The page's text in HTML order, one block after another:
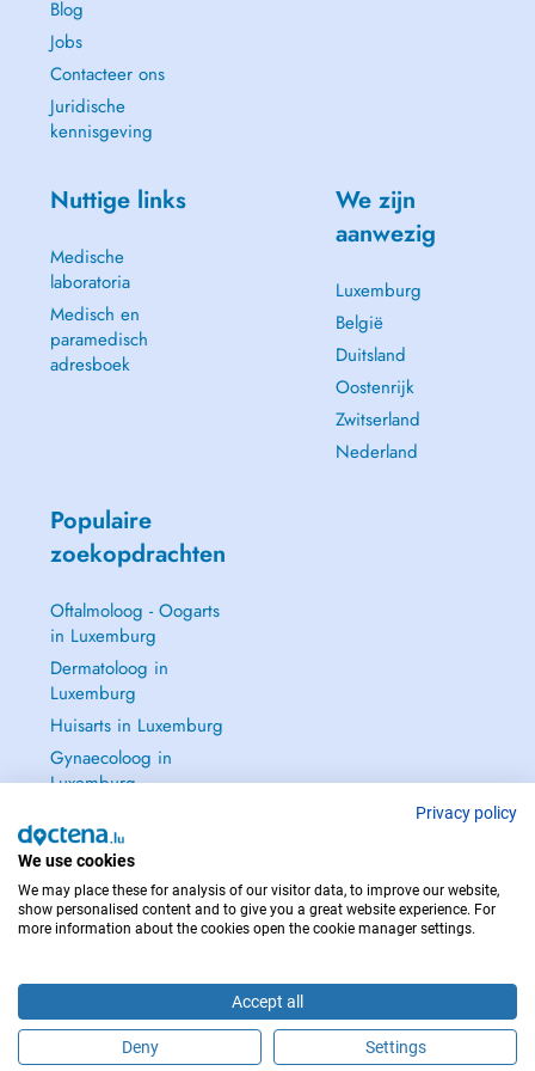
Treatments:
- Check-Up Appointment
- Emergency (Broken Tooth, Pain, Abcess)
- Dental Scaling (Cleaning)
- Dental Filling (Cavity)
- Bruxism Treatment
- Aesthetic Evaluation (Veneers or Crowns)
Maak online een afspraak
Blog
Jobs
Contacteer ons
Juridische
kennisgeving
Nuttige links
Medische
laboratoria
Medisch en
paramedisch
adresboek
We zijn
aanwezig
Luxemburg
België
Duitsland
Oostenrijk
Zwitserland
Nederland
Populaire
zoekopdrachten
Oftalmoloog - Oogarts
in Luxemburg
Dermatoloog in
Luxemburg
Huisarts in Luxemburg
Gynaecoloog in
Luxemburg
NEEM IN GEVAL VAN NOOD CONTACT OP MET : 112
Privacy policy
We use cookies
We may place these for analysis of our visitor data, to improve our website,
show personalised content and to give you a great website experience. For
more information about the cookies open the cookie manager settings.
Accept all
Deny Settings